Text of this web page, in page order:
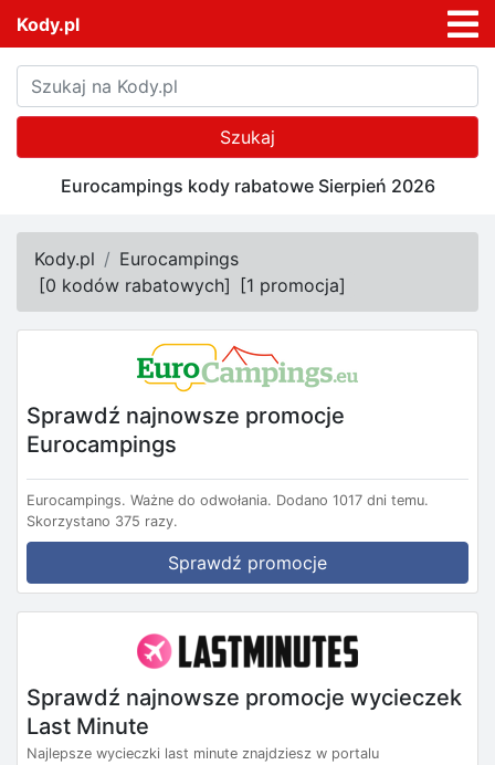
Kody.pl
Szukaj
Eurocampings kody rabatowe Sierpień 2026
Kody.pl
Eurocampings
[0 kodów rabatowych] [1 promocja]
Sprawdź najnowsze promocje
Eurocampings
Eurocampings. Ważne do odwołania. Dodano 1017 dni temu.
Skorzystano 375 razy.
Sprawdź promocje
Sprawdź najnowsze promocje wycieczek
Last Minute
Najlepsze wycieczki last minute znajdziesz w portalu